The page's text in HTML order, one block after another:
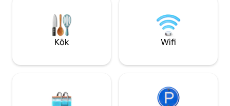
DÖRREN GÅ TILL 2AA ROSETTE
GASTROPUB VID FLODEN FÖR MIDDAG
Norwich 15 minuter (Wymondham 10 /
Hethersett 5) Bekvämt för NNUH
Anglia), NORWICH RESEARCH PARK
Kök Wifi